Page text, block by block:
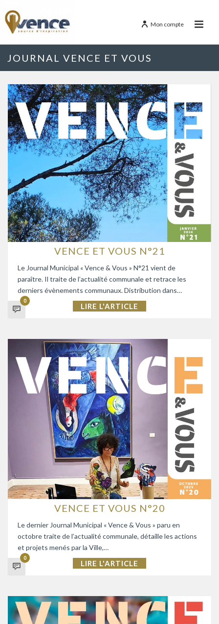
Mon compte
JOURNAL VENCE ET VOUS
VENCE ET VOUS N°21
Le Journal Municipal « Vence & Vous » N°21 vient de
paraître. Il traite de l’actualité communale et retrace les
derniers évènements communaux. Distribution dans…
0
LIRE L'ARTICLE
VENCE ET VOUS N°20
Le dernier Journal Municipal « Vence & Vous » paru en
octobre traite de l’actualité communale, détaille les actions
et projets menés par la Ville,…
0
LIRE L'ARTICLE